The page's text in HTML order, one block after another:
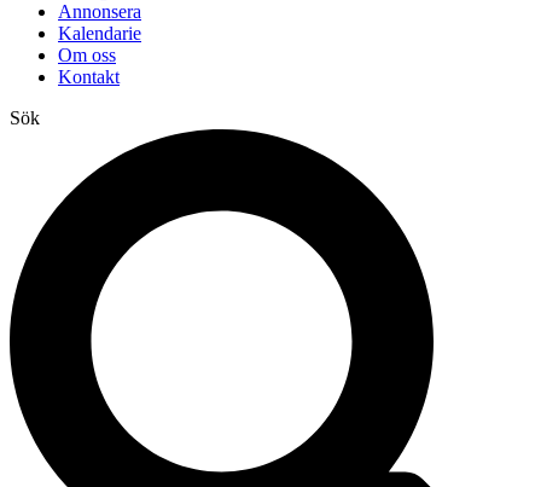
Annonsera
Kalendarie
Om oss
Kontakt
Sök